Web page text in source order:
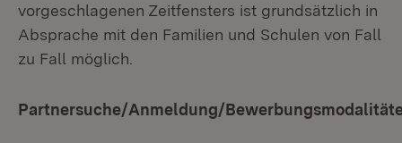
vorgeschlagenen Zeitfensters ist grundsätzlich in
Absprache mit den Familien und Schulen von Fall
zu Fall möglich.
Partnersuche/Anmeldung/